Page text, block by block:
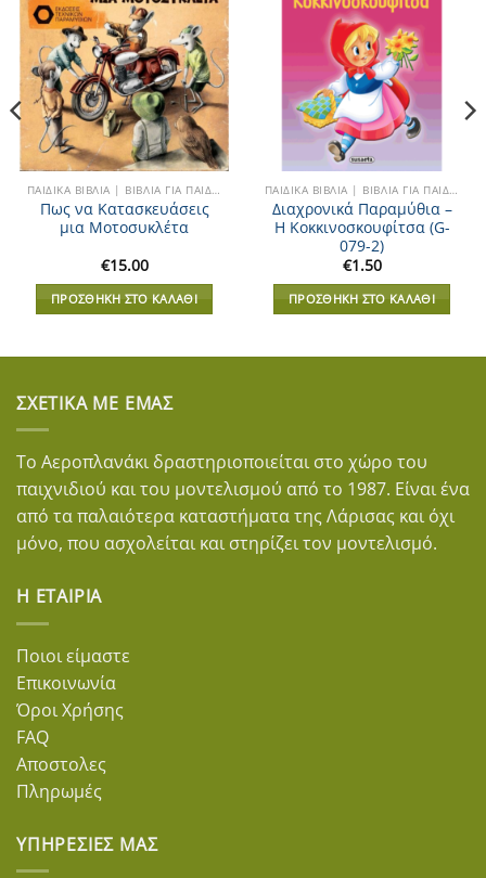
Add to
Wishlist
ΠΑΙΔΙΚΆ ΒΙΒΛΊΑ | ΒΙΒΛΊΑ ΓΙΑ ΠΑΙΔΙΆ
Πως να Κατασκευάσεις
μια Μοτοσυκλέτα
€15.00
ΠΡΟΣΘΉΚΗ ΣΤΟ ΚΑΛΆΘΙ
Add to
Wishlist
ΠΑΙΔΙΚΆ ΒΙΒΛΊΑ | ΒΙΒΛΊΑ ΓΙΑ ΠΑΙΔΙΆ
Διαχρονικά Παραμύθια –
Η Κοκκινοσκουφίτσα (G-
079-2)
€1.50
ΠΡΟΣΘΉΚΗ ΣΤΟ ΚΑΛΆΘΙ
ΣΧΕΤΙΚΆ ΜΕ ΕΜΆΣ
Το Αεροπλανάκι δραστηριοποιείται στο χώρο του
παιχνιδιού και του μοντελισμού από το 1987. Είναι ένα
από τα παλαιότερα καταστήματα της Λάρισας και όχι
μόνο, που ασχολείται και στηρίζει τον μοντελισμό.
Η ΕΤΑΙΡΊΑ
Ποιοι είμαστε
Επικοινωνία
Όροι Χρήσης
FAQ
Αποστολες
Πληρωμές
ΥΠΗΡΕΣΊΕΣ ΜΑΣ